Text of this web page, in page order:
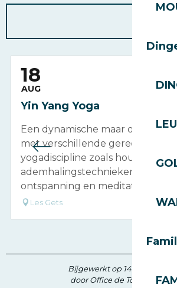
18
AUG
Yin Yang Yoga
Een dynamische maar
met verschillende
yogadiscipline zoals houdingen,
ademhalingstechnieken,
ontspanning en meditatie.
Les Gets
Bijgewerkt op 14 april 2026 in
door Office de Tourisme des